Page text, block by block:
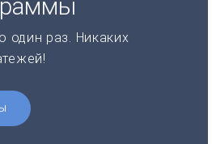
один раз. Никаких